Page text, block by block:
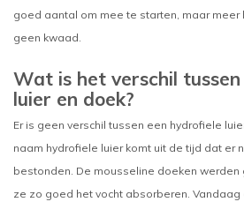
goed aantal om mee te starten, maar meer
geen kwaad.
Wat is het verschil
luier en doek?
Er is geen verschil tussen een hydrofiele
naam hydrofiele luier komt uit de tijd dat er
bestonden. De mousseline doeken
ze zo goed het vocht absorberen.